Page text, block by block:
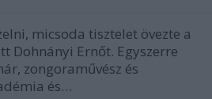
micsoda tisztelet övezte a
Dohnányi Ernőt. Egyszerre
zongoraművész és
és…